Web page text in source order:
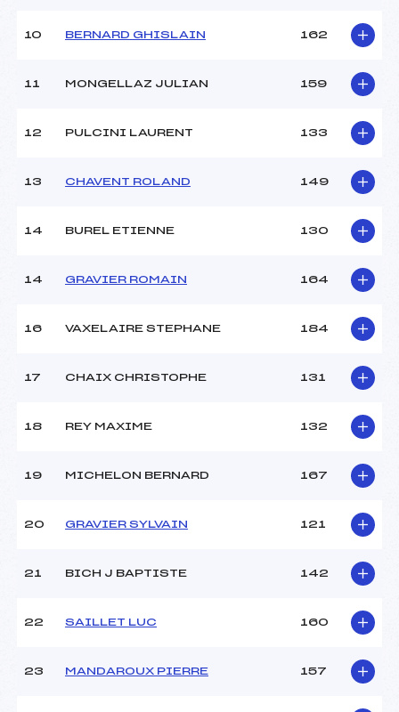
10 BERNARD GHISLAIN 162
11 MONGELLAZ JULIAN 159
12 PULCINI LAURENT 133
13 CHAVENT ROLAND 149
14 BUREL ETIENNE 130
14 GRAVIER ROMAIN 164
16 VAXELAIRE STEPHANE 184
17 CHAIX CHRISTOPHE 131
18 REY MAXIME 132
19 MICHELON BERNARD 167
20 GRAVIER SYLVAIN 121
21 BICH J BAPTISTE 142
22 SAILLET LUC 160
23 MANDAROUX PIERRE 157